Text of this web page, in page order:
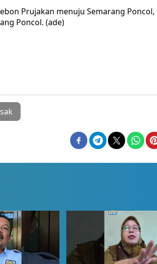
Prujakan menuju Semarang Poncol,
Poncol. (ade)